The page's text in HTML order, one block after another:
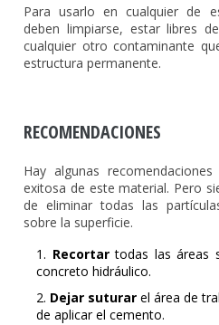
Para usarlo en cualquier de
deben limpiarse, estar libres
cualquier otro contaminante
estructura permanente.
RECOMENDACIONES
Hay algunas
exitosa de este material. Pero
de eliminar todas las
sobre la superficie.
Recortartodas las áreas
concreto hidráulico.
Dejar suturar el área de
de aplicar el cemento.